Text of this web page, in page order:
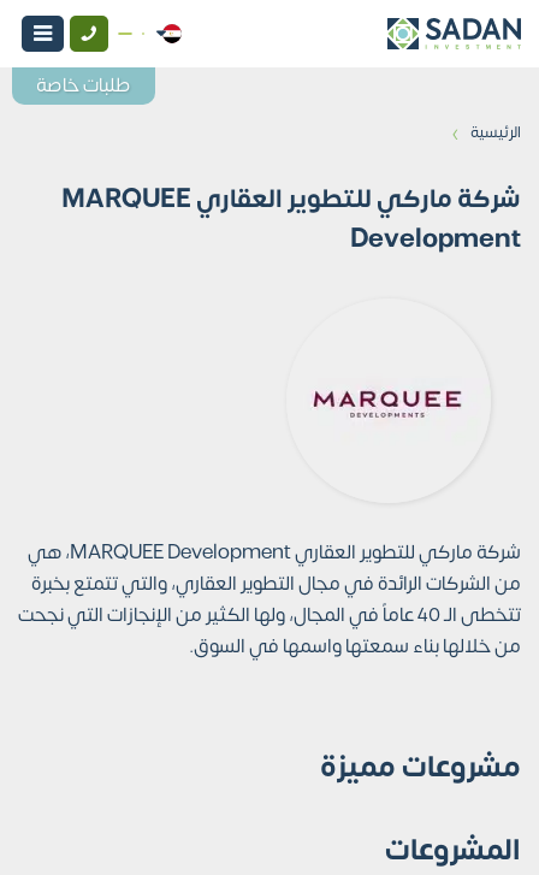
الرئيسية ›
شركة ماركي للتطوير العقاري MARQUEE
Development
شركة ماركي للتطوير العقاري MARQUEE Development، هي
من الشركات الرائدة في مجال التطوير العقاري، والتي تتمتع بخبرة
تتخطى الـ 40 عاماً في المجال، ولها الكثير من الإنجازات التي نجحت
من خلالها بناء سمعتها واسمها في السوق.
مشروعات مميزة
المشروعات
طلبات خاصة